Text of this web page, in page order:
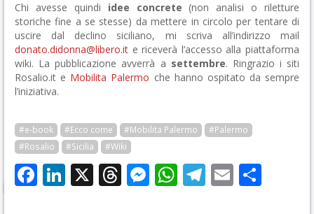
Chi avesse quindi idee concrete (non analisi o riletture
storiche fine a se stesse) da mettere in circolo per tentare di
uscire dal declino siciliano, mi scriva all’indirizzo mail
donato.didonna@libero.it e riceverà l’accesso alla piattaforma
wiki. La pubblicazione avverrà a settembre. Ringrazio i siti
Rosalio.it e Mobilita Palermo che hanno ospitato da sempre
l’iniziativa.
#e-book #Ecco come #Mobilita Palermo
#Palermo
#Rosalio
#Sicilia #Wiki
Facebook
LinkedIn
X Threads
Messenger
WhatsApp
Telegram
Email